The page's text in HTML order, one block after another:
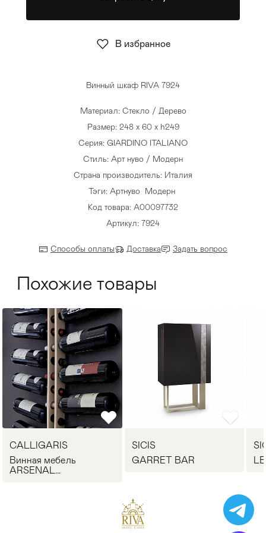
Стулья >
Винный шкаф RIVA 7924
Материал: Стекло / Дерево
Размер: 248 x 60 x h249
Серия: GIARDINO ITALIANO
Стиль: Арт нуво / Модерн
Страна производитель: Италия
Тэги: Артнуво Модерн
Код товара: A00097732
Артикул: 7924
Способы оплаты Доставка Задать вопрос
В избранное
Похожие товары
CALLIGARIS
Винная мебель
ARSENAL
SICIS
GARRET BAR